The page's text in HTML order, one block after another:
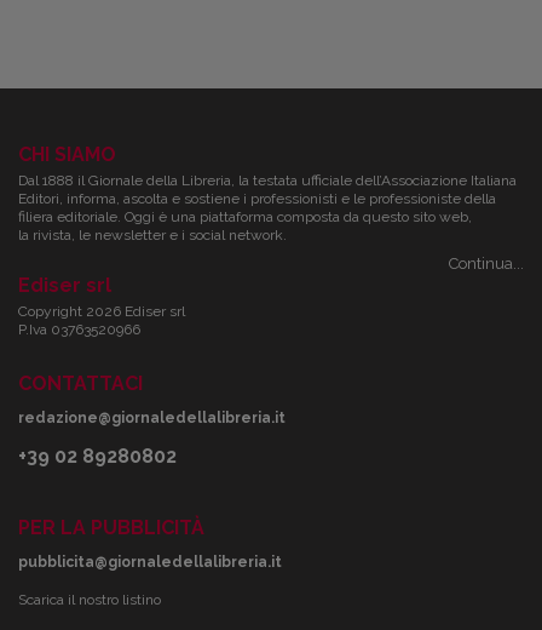
CHI SIAMO
Dal 1888 il Giornale della Libreria, la testata ufficiale dell’Associazione Italiana
Editori, informa, ascolta e sostiene i professionisti e le professioniste della
filiera editoriale. Oggi è una piattaforma composta da questo sito web,
la rivista, le newsletter e i social network.
Continua...
Ediser srl
Copyright 2026 Ediser srl
P.Iva 03763520966
CONTATTACI
redazione@giornaledellalibreria.it
+39 02 89280802
PER LA PUBBLICITÀ
pubblicita@giornaledellalibreria.it
Scarica il nostro listino